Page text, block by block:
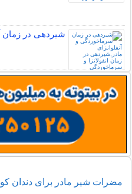
شیردهی در زمان
مضرات شیر مادر برای دندان